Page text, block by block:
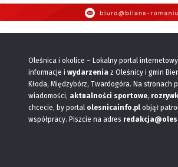
Oleśnica i okolice – Lokalny portal internetowy
informacje i wydarzenia z Oleśnicy i gmin
Kłoda, Międzybórz, Twardogóra. Na stronach
wiadomości, aktualności sportowe,
chcecie, by portal olesnicainfo.pl objął
współpracy. Piszcie na adres